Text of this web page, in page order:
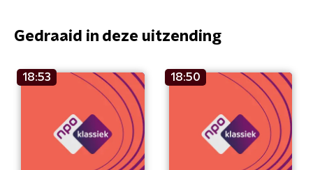
Gedraaid in deze uitzending
18:53 18:50